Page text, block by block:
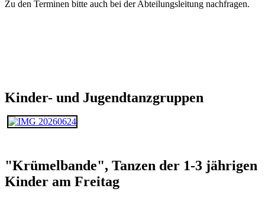
Zu den Terminen bitte auch bei der Abteilungsleitung nachfragen.
Kinder- und Jugendtanzgruppen
"Krümelbande", Tanzen der 1-3 jährigen
Kinder am Freitag